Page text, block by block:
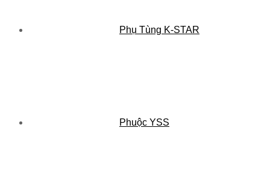
Phụ Tùng K-STAR
Phuộc YSS